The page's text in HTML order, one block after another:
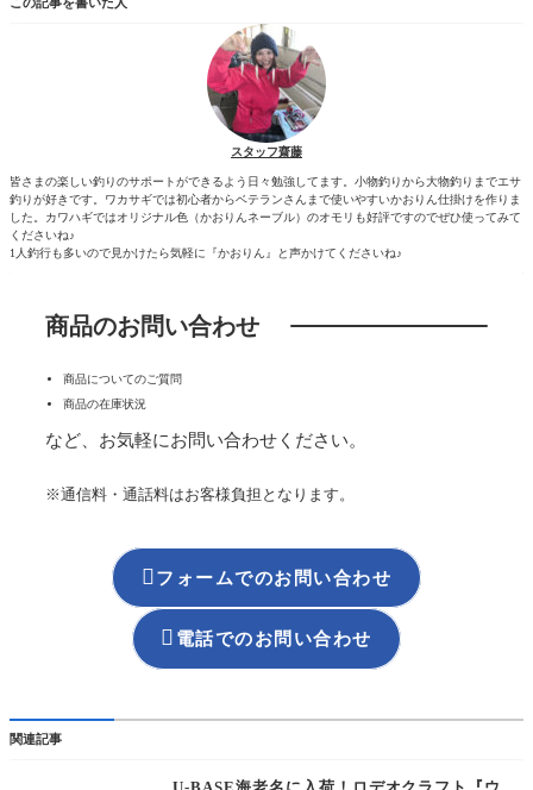
スタッフ齋藤
皆さまの楽しい釣りのサポートができるよう日々勉強してます。小物釣りから大物釣りまでエサ
釣りが好きです。ワカサギでは初心者からベテランさんまで使いやすいかおりん仕掛けを作りま
した。カワハギではオリジナル色（かおりんネーブル）のオモリも好評ですのでぜひ使ってみて
くださいね♪
1人釣行も多いので見かけたら気軽に『かおりん』と声かけてくださいね♪
商品のお問い合わせ
商品についてのご質問
商品の在庫状況
など、お気軽にお問い合わせください。
※通信料・通話料はお客様負担となります。
 フォームでのお問い合わせ
 電話でのお問い合わせ
関連記事